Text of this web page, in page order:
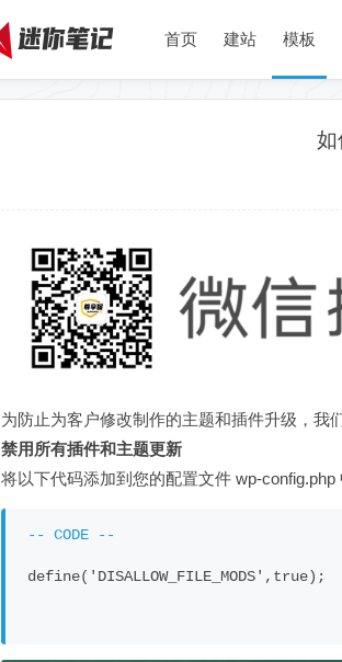
首页 建站 模板
如
为防止为客户修改制作的主题和插件升级，我
禁用所有插件和主题更新
将以下代码添加到您的配置文件 wp-config.php
define('DISALLOW_FILE_MODS',true);